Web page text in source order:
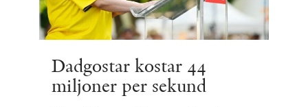
Dadgostar kostar 44
miljoner per sekund